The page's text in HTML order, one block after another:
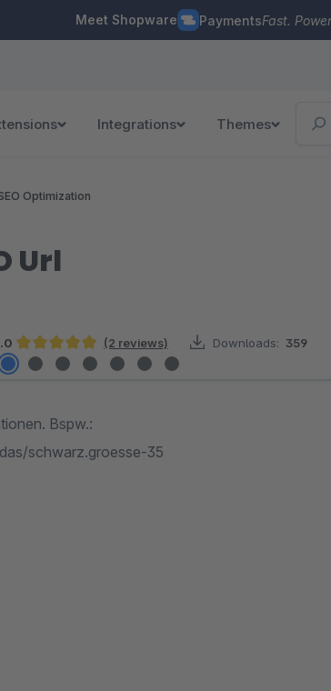
Meet Shopware PaymentsFast.
Integrations Themes
Optimization
Url
Average rating of 5 out of 5 stars
(2 reviews) Downloads: 359
Bspw.:
schwarz.groesse-35